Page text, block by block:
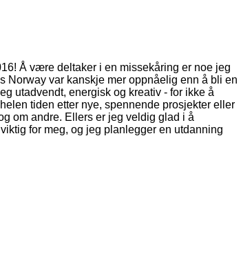
Å være deltaker i en missekåring er noe jeg
Norway var kanskje mer oppnåelig enn å bli en
utadvendt, energisk og kreativ - for ikke å
tiden etter nye, spennende prosjekter eller
om andre. Ellers er jeg veldig glad i å
for meg, og jeg planlegger en utdanning